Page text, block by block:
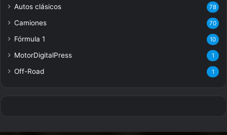
Autos clásicos 78
Camiones 70
Fórmula 1 10
MotorDigitalPress 1
Off-Road 1